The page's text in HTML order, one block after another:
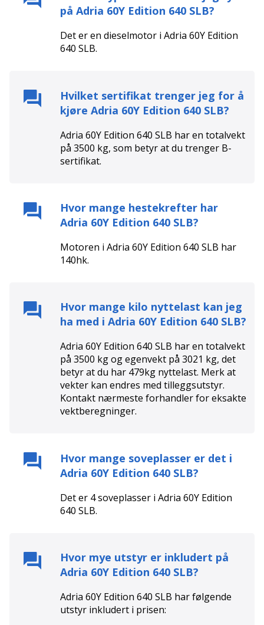
på Adria 60Y Edition 640 SLB?
Det er en dieselmotor i Adria 60Y Edition
640 SLB.
Hvilket sertifikat trenger jeg for å
kjøre Adria 60Y Edition 640 SLB?
Adria 60Y Edition 640 SLB har en totalvekt
på 3500 kg, som betyr at du trenger B-
sertifikat.
Hvor mange hestekrefter har
Adria 60Y Edition 640 SLB?
Motoren i Adria 60Y Edition 640 SLB har
140hk.
Hvor mange kilo nyttelast kan jeg
ha med i Adria 60Y Edition 640 SLB?
Adria 60Y Edition 640 SLB har en totalvekt
på 3500 kg og egenvekt på 3021 kg, det
betyr at du har 479kg nyttelast. Merk at
vekter kan endres med tilleggsutstyr.
Kontakt nærmeste forhandler for eksakte
vektberegninger.
Hvor mange soveplasser er det i
Adria 60Y Edition 640 SLB?
Det er 4soveplasser i Adria 60Y Edition
640 SLB.
Hvor mye utstyr er inkludert på
Adria 60Y Edition 640 SLB?
Adria 60Y Edition 640 SLB har følgende
utstyr inkludert i prisen: